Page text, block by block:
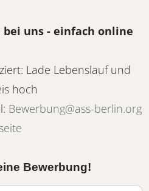
uns - einfach online
Lade Lebenslauf und
hoch
Bewerbung@ass-berlin.org
Bewerbung!